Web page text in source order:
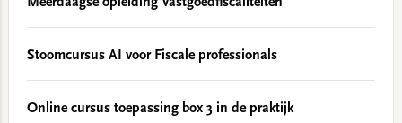
Stoomcursus AI voor Fiscale professionals
Online cursus toepassing box 3 in de praktijk